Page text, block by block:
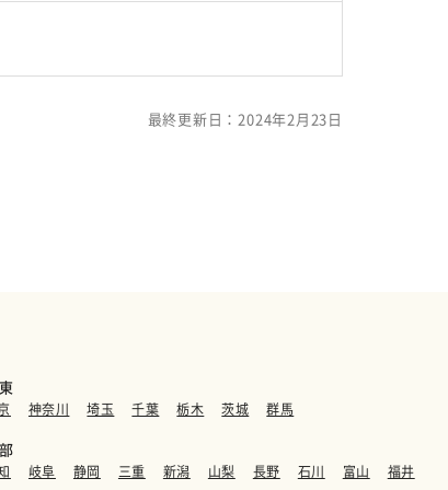
最終更新日：2024年2月23日
神奈川 埼玉 千葉 栃木 茨城 群馬
岐阜 静岡 三重 新潟 山梨 長野 石川 富山 福井